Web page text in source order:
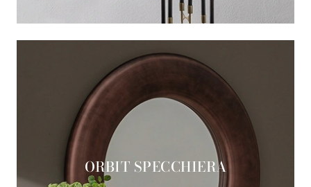
ORBIT SPECCHIERA